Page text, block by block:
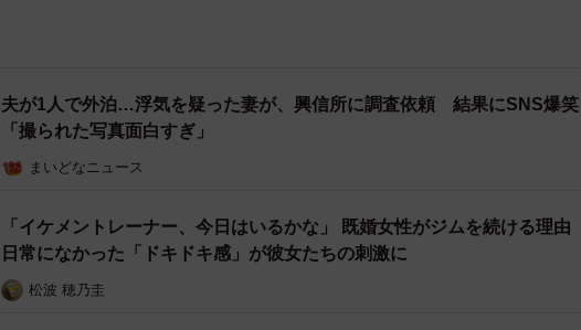
「イケメントレーナー、今日はいるかな」 既婚女性がジムを続ける理由
日常になかった「ドキドキ感」が彼女たちの刺激に
松波 穂乃圭